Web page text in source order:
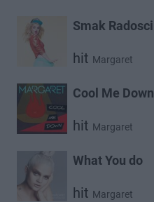
Smak Radosci
hit Margaret
Cool Me Down
hit Margaret
What You do
hit Margaret